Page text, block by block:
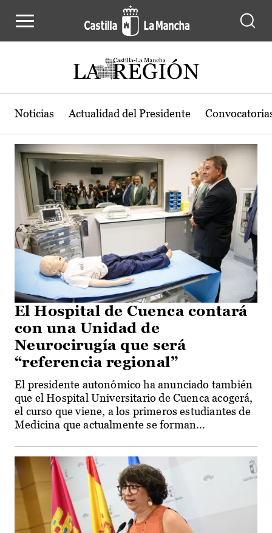
Actualidad de la región de Castilla-
Noticias Actualidad del Presidente
El Hospital de Cuenca contará
con una Unidad de
Neurocirugía que será
“referencia regional”
El presidente autonómico ha anunciado también
que el Hospital Universitario de Cuenca acogerá,
el curso que viene, a los primeros estudiantes de
Medicina que actualmente se forman...